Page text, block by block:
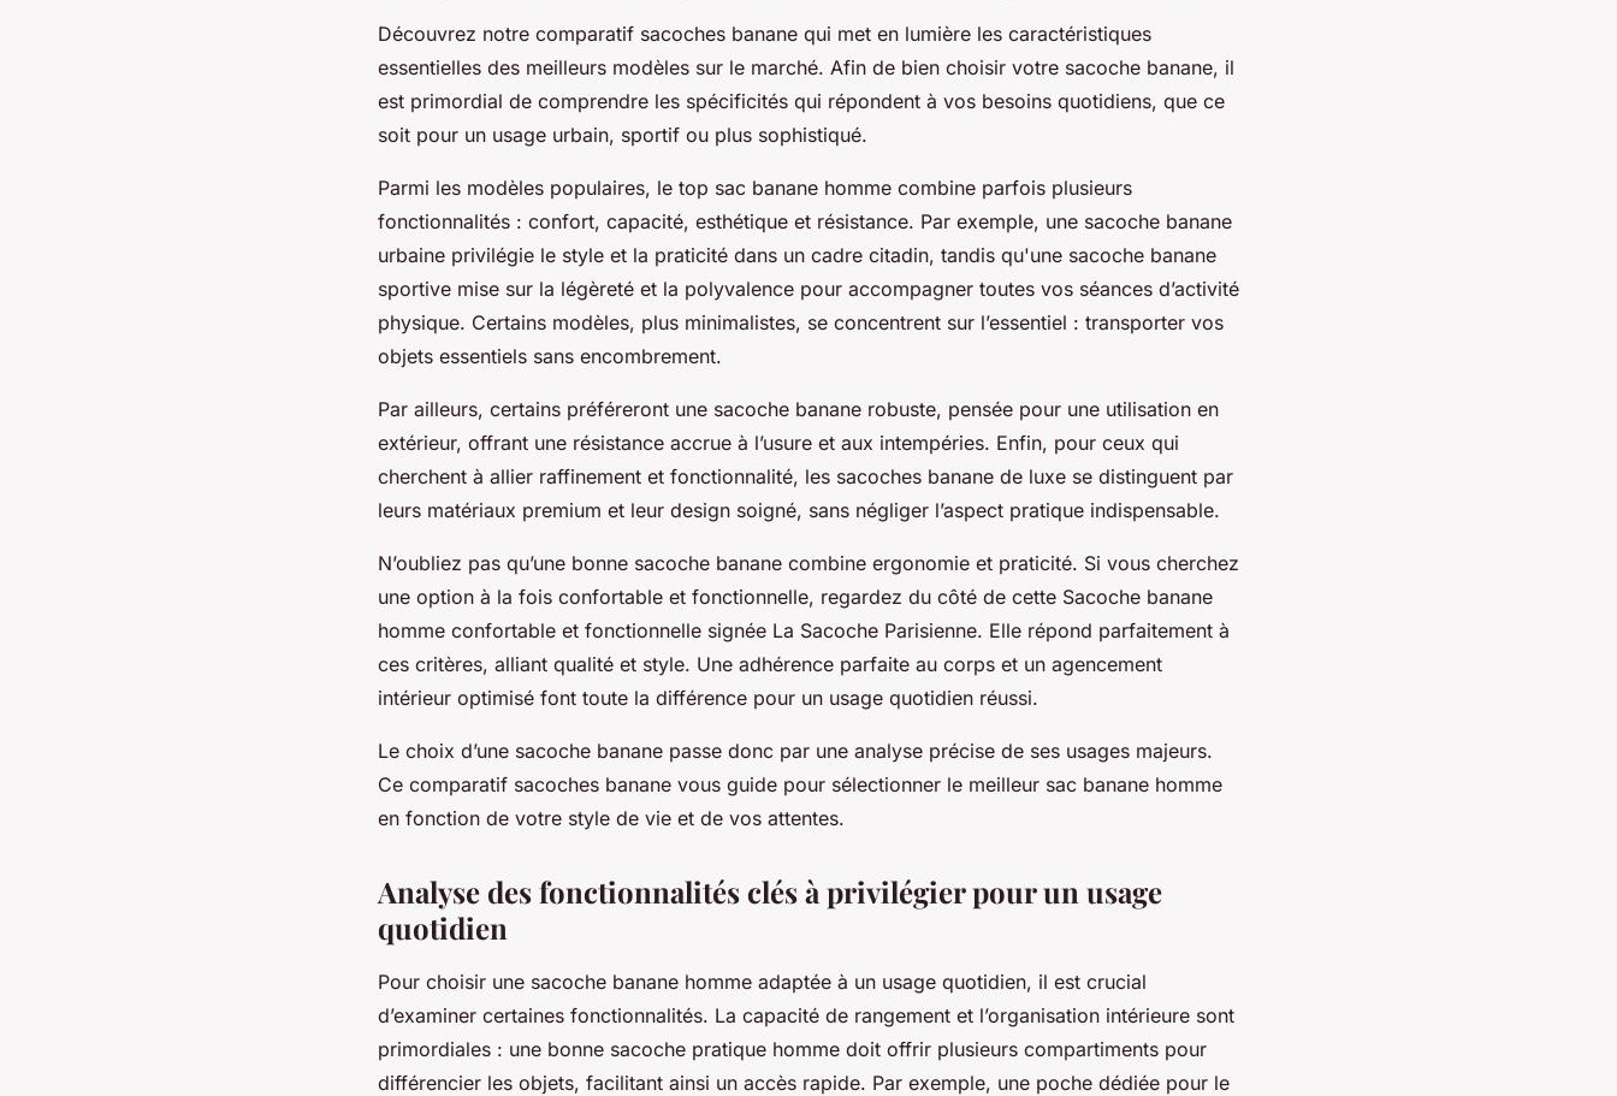
Découvrez notre comparatif sacoches banane qui met en lumière les caractéristiques
essentielles des meilleurs modèles sur le marché. Afin de bien choisir votre sacoche banane, il
est primordial de comprendre les spécificités qui répondent à vos besoins quotidiens, que ce
soit pour un usage urbain, sportif ou plus sophistiqué.
Parmi les modèles populaires, le top sac banane homme combine parfois plusieurs
fonctionnalités : confort, capacité, esthétique et résistance. Par exemple, une sacoche banane
urbaine privilégie le style et la praticité dans un cadre citadin, tandis qu'une sacoche banane
sportive mise sur la légèreté et la polyvalence pour accompagner toutes vos séances d’activité
physique. Certains modèles, plus minimalistes, se concentrent sur l’essentiel : transporter vos
objets essentiels sans encombrement.
Par ailleurs, certains préféreront une sacoche banane robuste, pensée pour une utilisation en
extérieur, offrant une résistance accrue à l’usure et aux intempéries. Enfin, pour ceux qui
cherchent à allier raffinement et fonctionnalité, les sacoches banane de luxe se distinguent par
leurs matériaux premium et leur design soigné, sans négliger l’aspect pratique indispensable.
N’oubliez pas qu’une bonne sacoche banane combine ergonomie et praticité. Si vous cherchez
une option à la fois confortable et fonctionnelle, regardez du côté de cette Sacoche banane
homme confortable et fonctionnelle signée La Sacoche Parisienne. Elle répond parfaitement à
ces critères, alliant qualité et style. Une adhérence parfaite au corps et un agencement
intérieur optimisé font toute la différence pour un usage quotidien réussi.
Le choix d’une sacoche banane passe donc par une analyse précise de ses usages majeurs.
Ce comparatif sacoches banane vous guide pour sélectionner le meilleur sac banane homme
en fonction de votre style de vie et de vos attentes.
Analyse des fonctionnalités clés à privilégier pour un usage
quotidien
Pour choisir une sacoche banane homme adaptée à un usage quotidien, il est crucial
d’examiner certaines fonctionnalités. La capacité de rangement et l’organisation intérieure sont
primordiales : une bonne sacoche pratique homme doit offrir plusieurs compartiments pour
différencier les objets, facilitant ainsi un accès rapide. Par exemple, une poche dédiée pour le